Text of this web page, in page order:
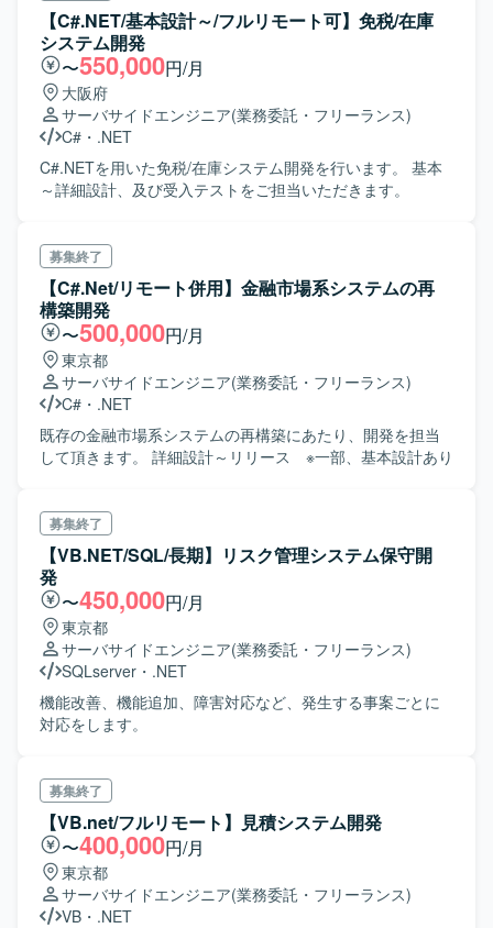
【C#.NET/基本設計～/フルリモート可】免税/在庫
システム開発
〜550,000円/月
大阪府
サーバサイドエンジニア(業務委託・フリーランス)
C# ・ .NET
C#.NETを用いた免税/在庫システム開発を行います。 基本
～詳細設計、及び受入テストをご担当いただきます。
募集終了
【C#.Net/リモート併用】金融市場系システムの再
構築開発
〜500,000円/月
東京都
サーバサイドエンジニア(業務委託・フリーランス)
C# ・ .NET
既存の金融市場系システムの再構築にあたり、開発を担当
して頂きます。 詳細設計～リリース ※一部、基本設計あり
募集終了
【VB.NET/SQL/長期】リスク管理システム保守開
発
〜450,000円/月
東京都
サーバサイドエンジニア(業務委託・フリーランス)
SQLserver ・ .NET
機能改善、機能追加、障害対応など、発生する事案ごとに
対応をします。
募集終了
【VB.net/フルリモート】見積システム開発
〜400,000円/月
東京都
サーバサイドエンジニア(業務委託・フリーランス)
VB ・ .NET